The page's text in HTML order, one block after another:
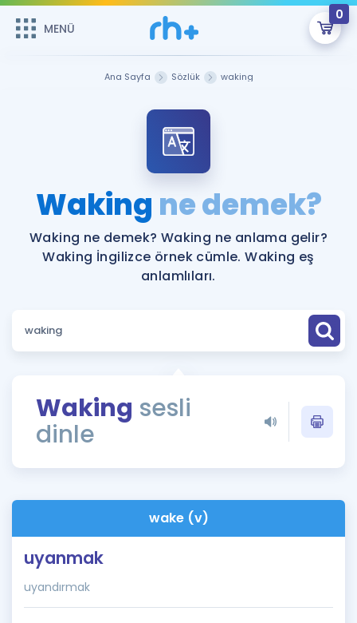
MENÜ
0
Şifremi Hatırlamıyorum
ÜYE DEĞİLİM
Sepetin Şu An Boş.
Remzi Hoca ile seni sınava hazırlayacak onlarca eğitim seni
bekliyor!
MENÜ
Katılımcı Görüşleri
Faydalı Araçlar
Sözlük
Rehberlik Aracı
ÖSYM Sınav Takvimi
İngilizce Gramer
Hakkımızda
Ana Sayfa Sözlük waking
Waking ne demek?
Waking ne demek? Waking ne anlama gelir?
Waking İngilizce örnek cümle. Waking eş
anlamlıları.
Waking sesli
dinle
wake (v)
uyanmak
uyandırmak